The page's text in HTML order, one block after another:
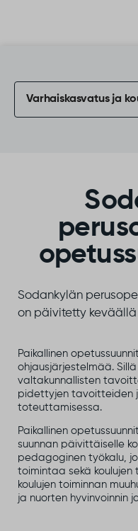
Varhaiskasvatus ja
Sodankylän
on päivitetty keväällä
Paikallinen
ohjausjärjestelmää.
valtakunnallisten
pidettyjen tavoitteiden
toteuttamisessa.
Paikallinen
suunnan päivittäiselle
pedagoginen työkalu,
toimintaa sekä
koulujen toiminnan
ja nuorten hyvinvoinnin